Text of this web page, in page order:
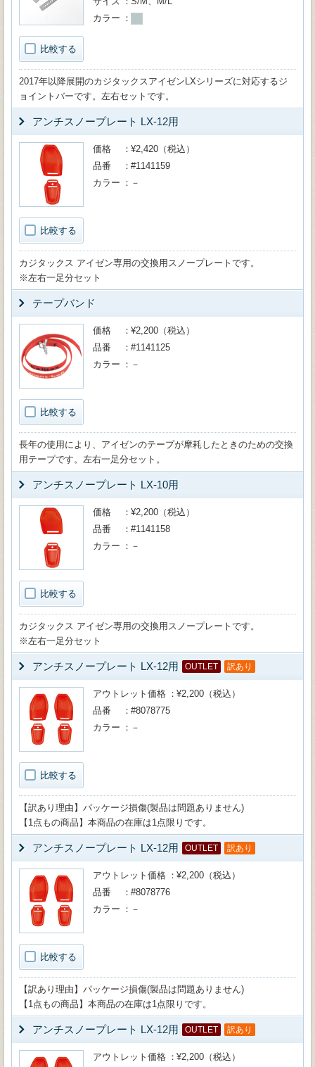
比較する
カラー
2017年以降展開のカジタックスアイゼンLXシリーズに対応するジ
ョイントバーです。左右セットです。
アンチスノープレート LX-12用
比較する
価格
¥2,420（税込）
品番
#1141159
カラー
－
カジタックス アイゼン専用の交換用スノープレートです。
※左右一足分セット
テープバンド
比較する
価格
¥2,200（税込）
品番
#1141125
カラー
－
長年の使用により、アイゼンのテープが摩耗したときのための交換
用テープです。左右一足分セット。
アンチスノープレート LX-10用
比較する
価格
¥2,200（税込）
品番
#1141158
カラー
－
カジタックス アイゼン専用の交換用スノープレートです。
※左右一足分セット
アンチスノープレート LX-12用 OUTLET 訳あり
比較する
アウトレット価格
¥2,200（税込）
品番
#8078775
カラー
－
【訳あり理由】パッケージ損傷(製品は問題ありません)
【1点もの商品】本商品の在庫は1点限りです。
アンチスノープレート LX-12用 OUTLET 訳あり
比較する
アウトレット価格
¥2,200（税込）
品番
#8078776
カラー
－
【訳あり理由】パッケージ損傷(製品は問題ありません)
【1点もの商品】本商品の在庫は1点限りです。
アンチスノープレート LX-12用 OUTLET 訳あり
アウトレット価格
¥2,200（税込）